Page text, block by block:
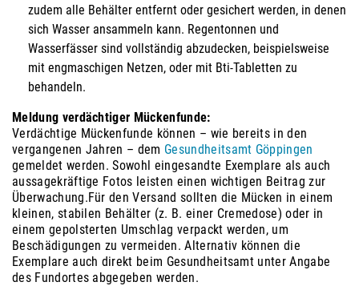
zudem alle Behälter entfernt oder gesichert werden, in denen
sich Wasser ansammeln kann. Regentonnen und
Wasserfässer sind vollständig abzudecken, beispielsweise
mit engmaschigen Netzen, oder mit Bti-Tabletten zu
behandeln.
Meldung verdächtiger Mückenfunde:
Verdächtige Mückenfunde können – wie bereits in den
vergangenen Jahren – dem Gesundheitsamt Göppingen
gemeldet werden. Sowohl eingesandte Exemplare als auch
aussagekräftige Fotos leisten einen wichtigen Beitrag zur
Überwachung.Für den Versand sollten die Mücken in einem
kleinen, stabilen Behälter (z. B. einer Cremedose) oder in
einem gepolsterten Umschlag verpackt werden, um
Beschädigungen zu vermeiden. Alternativ können die
Exemplare auch direkt beim Gesundheitsamt unter Angabe
des Fundortes abgegeben werden.